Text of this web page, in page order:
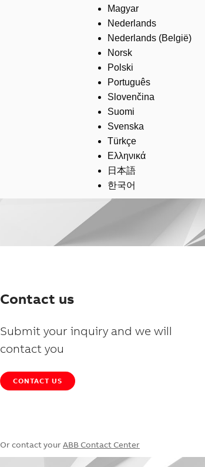
Magyar
Nederlands
Nederlands (België)
Norsk
Polski
Português
Slovenčina
Suomi
Svenska
Türkçe
Ελληνικά
日本語
한국어
Contact us
Submit your inquiry and we will
contact you
CONTACT US
Or contact your ABB Contact Center